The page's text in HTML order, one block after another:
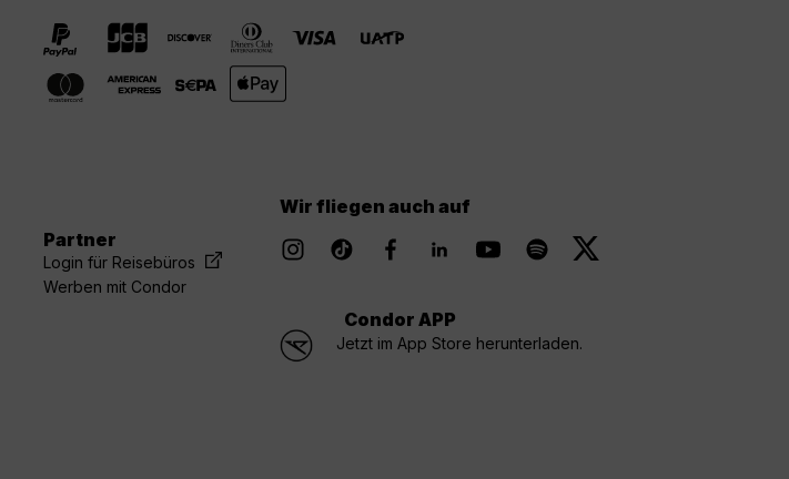
Partner
Login für Reisebüros
Werben mit Condor
Wir fliegen auch auf
Condor APP
Jetzt im App Store herunterladen.